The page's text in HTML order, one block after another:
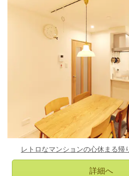
レトロなマンションの心休
詳細へ